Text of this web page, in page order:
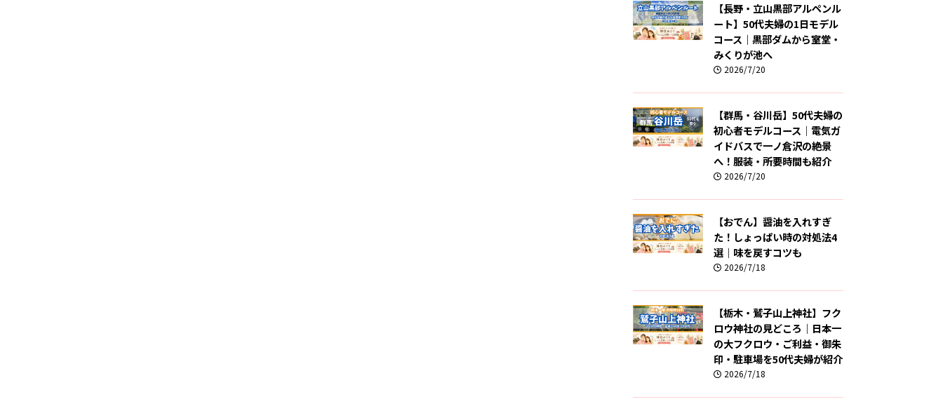
【長野・立山黒部アルペンル
ート】50代夫婦の1日モデル
コース｜黒部ダムから室堂・
みくりが池へ
2026/7/20
【群馬・谷川岳】50代夫婦の
初心者モデルコース｜電気ガ
イドバスで一ノ倉沢の絶景
へ！服装・所要時間も紹介
2026/7/20
【おでん】醤油を入れすぎ
た！しょっぱい時の対処法4
選｜味を戻すコツも
2026/7/18
【栃木・鷲子山上神社】フク
ロウ神社の見どころ｜日本一
の大フクロウ・ご利益・御朱
印・駐車場を50代夫婦が紹介
2026/7/18